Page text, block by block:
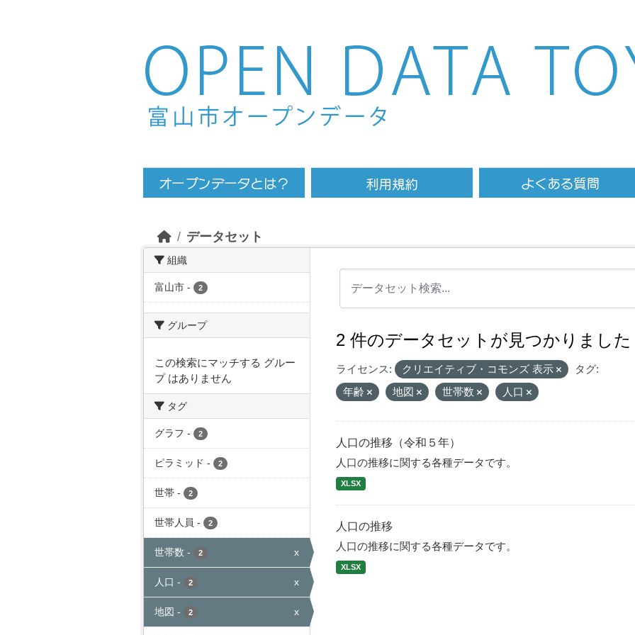
Skip to main content
データセット
組織
富山市 - 2
グループ
この検索にマッチする グルー
プ はありません
タグ
グラフ - 2
ピラミッド - 2
世帯 - 2
世帯人員 - 2
世帯数 - 2 x
人口 - 2 x
地図 - 2 x
2 件のデータセットが見つかりました
ライセンス: クリエイティブ・コモンズ 表示
タグ:
年齢
地図 世帯数 人口
人口の推移（令和５年）
人口の推移に関する各種データです。
XLSX
人口の推移
人口の推移に関する各種データです。
XLSX